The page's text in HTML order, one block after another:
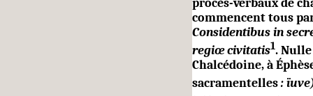
procès-verbaux de
commencent tous
Considentibus in
regiœ civitatis1.
Chalcédoine, à
sacramentelles: